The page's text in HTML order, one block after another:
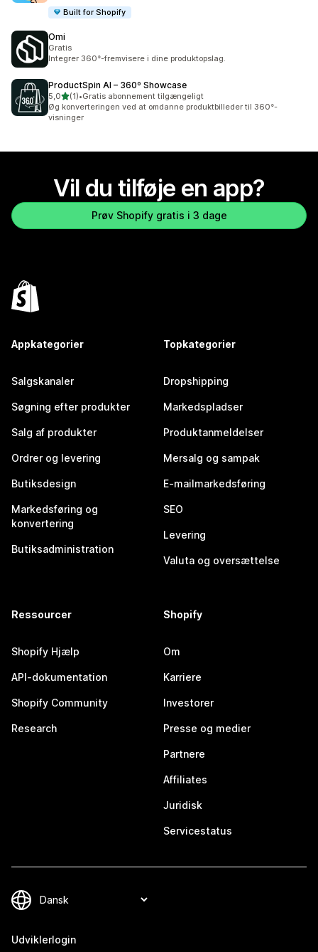
Built for Shopify
Omi
Gratis
Integrer 360°-fremvisere i dine produktopslag.
ProductSpin AI – 360º Showcase
5,0ud af 5 stjerner
(1)
1 anmeldelser i alt
•Gratis abonnement tilgængeligt
Øg konverteringen ved at omdanne produktbilleder til 360°-
visninger
Vil du tilføje en app?
Prøv Shopify gratis i 3 dage
Appkategorier
Salgskanaler
Søgning efter produkter
Salg af produkter
Ordrer og levering
Butiksdesign
Markedsføring og
konvertering
Butiksadministration
Topkategorier
Dropshipping
Markedspladser
Produktanmeldelser
Mersalg og sampak
E-mailmarkedsføring
SEO
Levering
Valuta og oversættelse
Ressourcer
Shopify Hjælp
API-dokumentation
Shopify Community
Research
Shopify
Om
Karriere
Investorer
Presse og medier
Partnere
Affiliates
Juridisk
Servicestatus
Udviklerlogin